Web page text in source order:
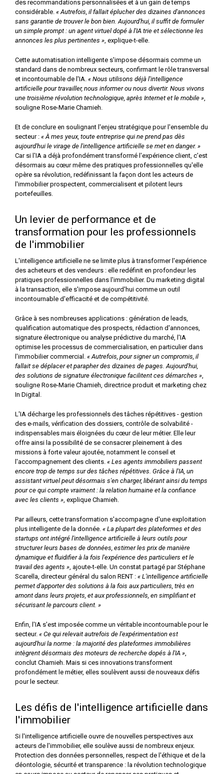
des recommandations personnalisées et à un gain de temps
considérable. « Autrefois, il fallait éplucher des dizaines d'annonces
sans garantie de trouver le bon bien. Aujourd'hui, il suffit de formuler
un simple prompt : un agent virtuel dopé à l'IA trie et sélectionne les
annonces les plus pertinentes », explique-t-elle.
Cette automatisation intelligente s'impose désormais comme un
standard dans de nombreux secteurs, confirmant le rôle transversal
et incontournable de l'IA. « Nous utilisons déjà l'intelligence
artificielle pour travailler, nous informer ou nous divertir. Nous vivons
une troisième révolution technologique, après Internet et le mobile »,
souligne Rose-Marie Chamieh.
Et de conclure en soulignant l'enjeu stratégique pour l'ensemble du
secteur : « À mes yeux, toute entreprise qui ne prend pas dès
aujourd'hui le virage de l'intelligence artificielle se met en danger. »
Car si l'IA a déjà profondément transformé l'expérience client, c'est
désormais au cœur même des pratiques professionnelles qu'elle
opère sa révolution, redéfinissant la façon dont les acteurs de
l'immobilier prospectent, commercialisent et pilotent leurs
portefeuilles.
Un levier de performance et de
transformation pour les professionnels
de l'immobilier
L'intelligence artificielle ne se limite plus à transformer l'expérience
des acheteurs et des vendeurs : elle redéfinit en profondeur les
pratiques professionnelles dans l'immobilier. Du marketing digital
à la transaction, elle s'impose aujourd'hui comme un outil
incontournable d'efficacité et de compétitivité.
Grâce à ses nombreuses applications : génération de leads,
qualification automatique des prospects, rédaction d'annonces,
signature électronique ou analyse prédictive du marché, l'IA
optimise les processus de commercialisation, en particulier dans
l'immobilier commercial. « Autrefois, pour signer un compromis, il
fallait se déplacer et parapher des dizaines de pages. Aujourd'hui,
des solutions de signature électronique facilitent ces démarches »,
souligne Rose-Marie Chamieh, directrice produit et marketing chez
In Digital.
L'IA décharge les professionnels des tâches répétitives - gestion
des e-mails, vérification des dossiers, contrôle de solvabilité -
indispensables mais éloignées du cœur de leur métier. Elle leur
offre ainsi la possibilité de se consacrer pleinement à des
missions à forte valeur ajoutée, notamment le conseil et
l'accompagnement des clients. « Les agents immobiliers passent
encore trop de temps sur des tâches répétitives. Grâce à l'IA, un
assistant virtuel peut désormais s'en charger, libérant ainsi du temps
pour ce qui compte vraiment : la relation humaine et la confiance
avec les clients », explique Chamieh.
Par ailleurs, cette transformation s'accompagne d'une exploitation
plus intelligente de la donnée. « La plupart des plateformes et des
startups ont intégré l'intelligence artificielle à leurs outils pour
structurer leurs bases de données, estimer les prix de manière
dynamique et fluidifier à la fois l'expérience des particuliers et le
travail des agents », ajoute-t-elle. Un constat partagé par Stéphane
Scarella, directeur général du salon RENT : « L'intelligence artificielle
permet d'apporter des solutions à la fois aux particuliers, très en
amont dans leurs projets, et aux professionnels, en simplifiant et
sécurisant le parcours client. »
Enfin, l'IA s'est imposée comme un véritable incontournable pour le
secteur. « Ce qui relevait autrefois de l'expérimentation est
aujourd'hui la norme : la majorité des plateformes immobilières
intègrent désormais des moteurs de recherche dopés à l'IA »,
conclut Chamieh. Mais si ces innovations transforment
profondément le métier, elles soulèvent aussi de nouveaux défis
pour le secteur.
Les défis de l'intelligence artificielle dans
l'immobilier
Si l'intelligence artificielle ouvre de nouvelles perspectives aux
acteurs de l'immobilier, elle soulève aussi de nombreux enjeux.
Protection des données personnelles, respect de l'éthique et de la
déontologie, sécurité et transparence : la révolution technologique